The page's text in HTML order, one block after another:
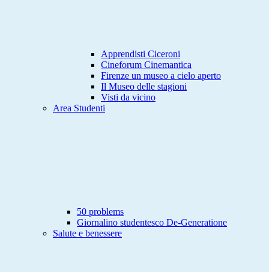
Apprendisti Ciceroni
Cineforum Cinemantica
Firenze un museo a cielo aperto
Il Museo delle stagioni
Visti da vicino
Area Studenti
50 problems
Giornalino studentesco De-Generatione
Salute e benessere